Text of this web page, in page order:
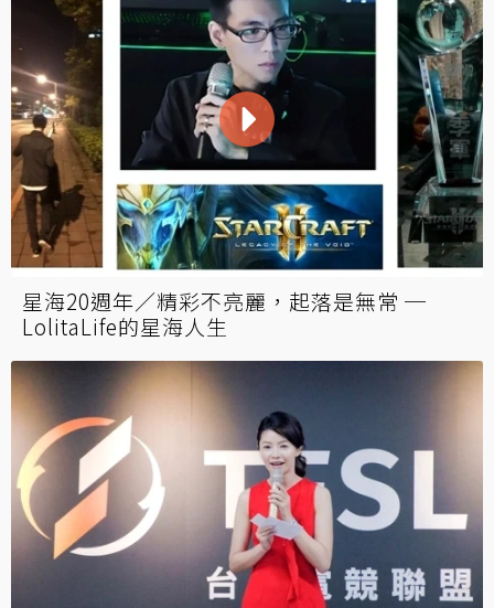
星海20週年／精彩不亮麗，起落是無常 ─
LolitaLife的星海人生